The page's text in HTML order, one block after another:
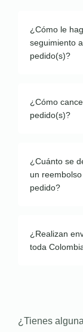
¿Cómo le
seguimiento
pedido(s)?
¿Cómo
pedido(s)?
¿Cuánto se
un
pedido?
¿Realizan
toda
¿Tienes